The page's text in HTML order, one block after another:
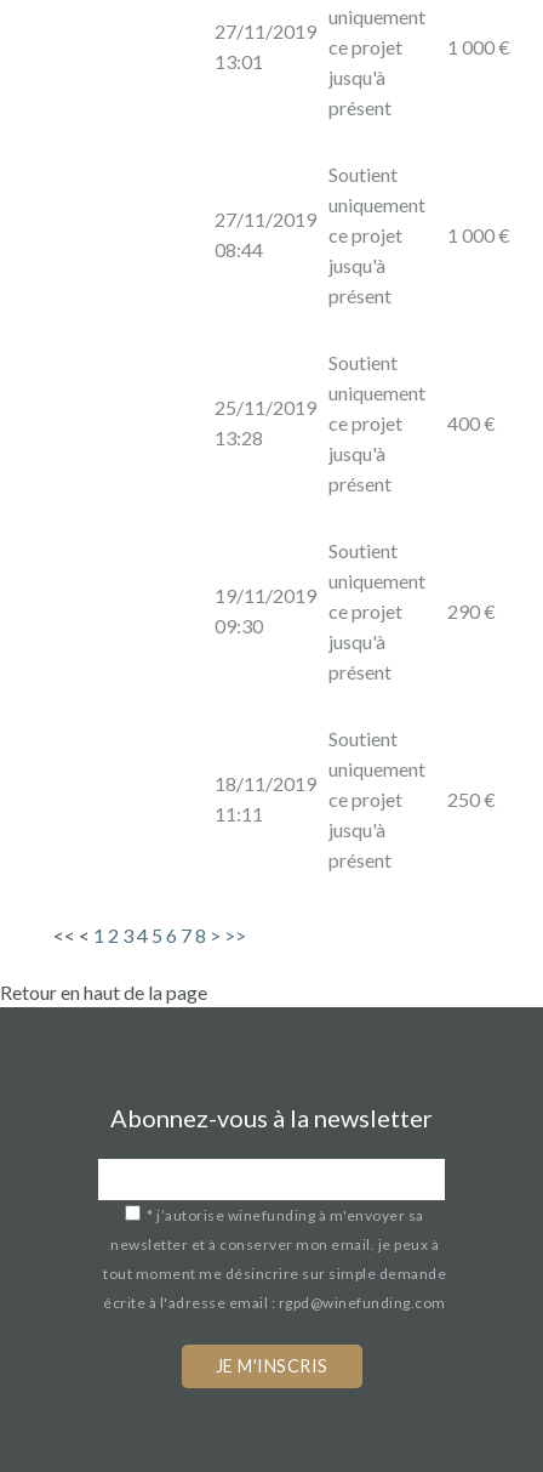
27/11/2019
13:01
uniquement
ce projet
jusqu'à
présent
1 000 €
27/11/2019
08:44
Soutient
uniquement
ce projet
jusqu'à
présent
1 000 €
25/11/2019
13:28
Soutient
uniquement
ce projet
jusqu'à
présent
400 €
19/11/2019
09:30
Soutient
uniquement
ce projet
jusqu'à
présent
290 €
18/11/2019
11:11
Soutient
uniquement
ce projet
jusqu'à
présent
250 €
<< < 1 2 34 56 78 > >>
Retour en haut de la page
Abonnez-vous à la newsletter
* j’autorise winefunding à m'envoyer sa
newsletter et à conserver mon email. je peux à
tout moment me désincrire sur simple demande
écrite à l'adresse email : rgpd@winefunding.com